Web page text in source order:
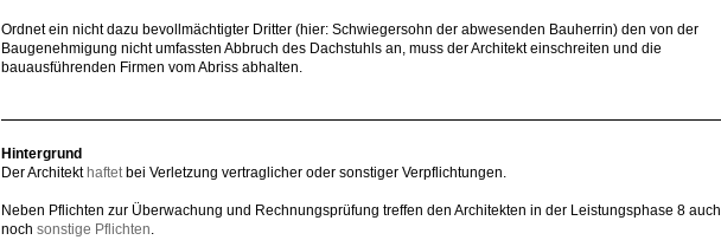
Ordnet ein nicht dazu bevollmächtigter Dritter (hier: Schwiegersohn der abwesenden Bauherrin) den von der
Baugenehmigung nicht umfassten Abbruch des Dachstuhls an, muss der Architekt einschreiten und die
bauausführenden Firmen vom Abriss abhalten.
Hintergrund
Der Architekt haftetbei Verletzung vertraglicher oder sonstiger Verpflichtungen.
Neben Pflichten zur Überwachung und Rechnungsprüfung treffen den Architekten in der Leistungsphase 8 auch
noch sonstige Pflichten.